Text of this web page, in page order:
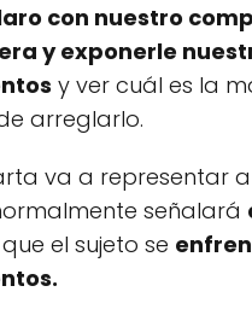
con nuestro
y exponerle
y ver cuál es la
arreglarlo.
va a representar
señalará
el sujeto se